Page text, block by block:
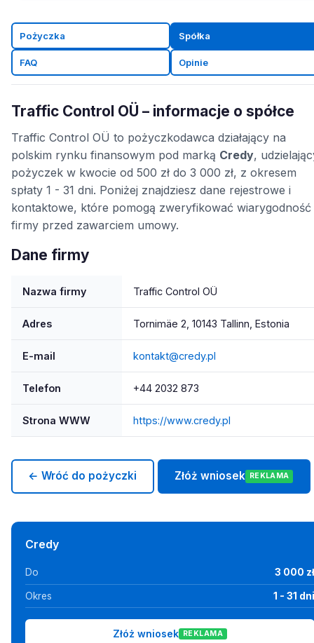
Pożyczka Spółka
FAQ Opinie
Traffic Control OÜ – informacje o spółce
Traffic Control OÜ to pożyczkodawca działający na
polskim rynku finansowym pod marką Credy,
pożyczek w kwocie od 500 zł do 3 000 zł, z okresem
spłaty 1 - 31 dni. Poniżej znajdziesz dane rejestrowe i
kontaktowe, które pomogą zweryfikować wiarygodność
firmy przed zawarciem umowy.
Dane firmy
Nazwa firmy Traffic Control OÜ
Adres Tornimäe 2, 10143 Tallinn, Estonia
E-mail kontakt@credy.pl
Telefon +44 2032 873
Strona WWW https://www.credy.pl
← Wróć do pożyczki Złóż wniosek REKLAMA
Credy
Do 3 000 zł
Okres 1 - 31 dni
Złóż wniosek REKLAMA